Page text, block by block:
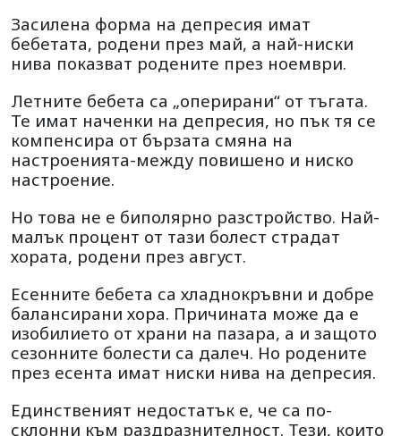
Засилена форма на депресия имат
бебетата, родени през май, а най-ниски
нива показват родените през ноември.
Летните бебета са „оперирани“ от тъгата.
Те имат наченки на депресия, но пък тя се
компенсира от бързата смяна на
настроенията-между повишено и ниско
настроение.
Но това не е биполярно разстройство. Най-
малък процент от тази болест страдат
хората, родени през август.
Есенните бебета са хладнокръвни и добре
балансирани хора. Причината може да е
изобилието от храни на пазара, а и защото
сезонните болести са далеч. Но родените
през есента имат ниски нива на депресия.
Единственият недостатък е, че са по-
склонни към раздразнителност. Тези, които